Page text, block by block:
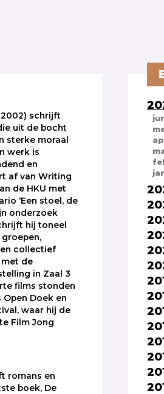
schrijft
uit de bocht
sterke moraal
werk is
en
af van Writing
de HKU met
‘Een stoel, de
onderzoek
hij toneel
collectief
met de
in Zaal 3
films stonden
Doek en
waar hij de
Film Jong
romans en
boek, De